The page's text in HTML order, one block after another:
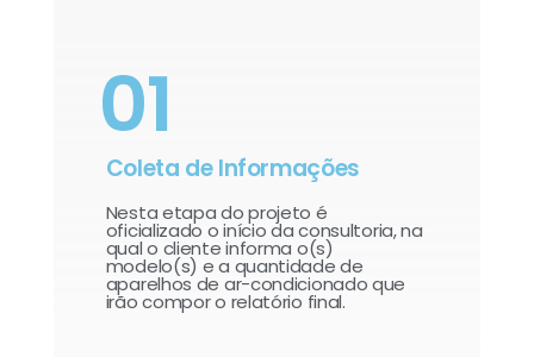
01
Coleta de Informações
Nesta etapa do projeto é
oficializado o início da consultoria, na
qual o cliente informa o(s)
modelo(s) e a quantidade de
aparelhos de ar-condicionado que
irão compor o relatório final.​